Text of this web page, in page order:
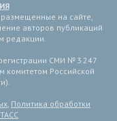
на сайте,
авторов публикаций
редакции.
СМИ № 3 247
комитетом Российской
, Политика обработки